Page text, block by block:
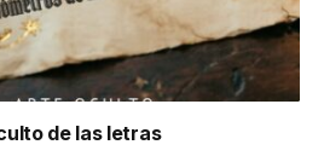
de las letras